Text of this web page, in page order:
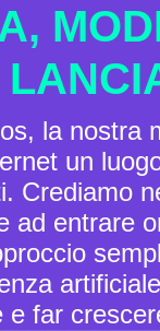
la nostra
un
Crediamo
ad entrare
e far